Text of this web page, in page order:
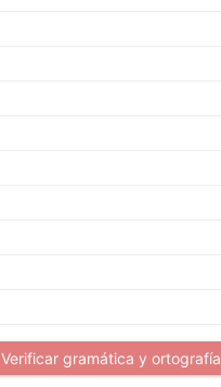
Verificar gramática y ortografía